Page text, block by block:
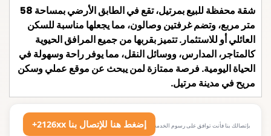
شقة محفظة للبيع بمرتيل، تقع في الطابق الأرضي بمساحة 58
متر مربع، وتضم غرفتين وصالون، مما يجعلها مناسبة للسكن
العائلي أو للاستثمار. تتميز بقربها من جميع المرافق الحيوية
كالمتاجر، المدارس، ووسائل النقل، مما يوفر راحة وسهولة في
الحياة اليومية. فرصة ممتازة لمن يبحث عن موقع عملي وسكن
مريح في مدينة مرتيل.
+2126xx إضغط هنا للإتصال بنا بإتصالك بنا فأنت توافق على رسوم الخدمة